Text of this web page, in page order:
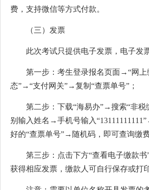
费，支持微信等方式付款。
（三）发票
此次考试只提供电子发票，电子发
第一步：考生登录报名页面→“网
态”→“支付网关”→复制“查票单号”；
第二步：下载“海易办”→搜索“非
别输入姓名→手机号输入
好的“查票单号”→随机码，即可查询缴
第三步：点击下方“查看电子缴款
获得相应发票，缴款人可自行保存或打印